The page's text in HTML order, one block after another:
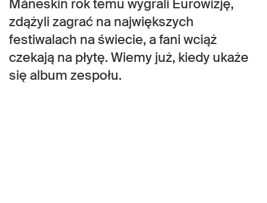
Måneskin rok temu wygrali Eurowizję,
zdążyli zagrać na największych
festiwalach na świecie, a fani wciąż
czekają na płytę. Wiemy już, kiedy ukaże
się album zespołu.